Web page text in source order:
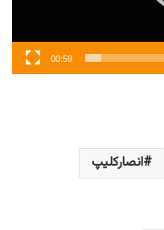
00:59
انصارکلیپ